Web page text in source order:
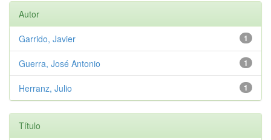
Autor
1
Garrido, Javier
1
Guerra, José Antonio
1
Herranz, Julio
Título